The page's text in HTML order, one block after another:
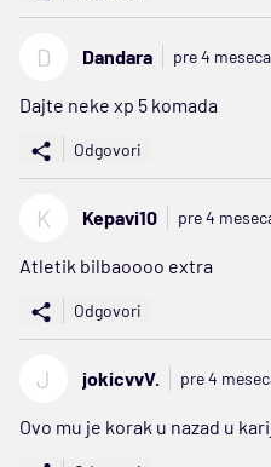
D Dandara pre 4 meseca
Dajte neke xp 5 komada
Odgovori
K Kepavi10 pre 4
Atletik bilbaoooo extra
Odgovori
J jokicvvV. pre 4
Ovo mu je korak u nazad u